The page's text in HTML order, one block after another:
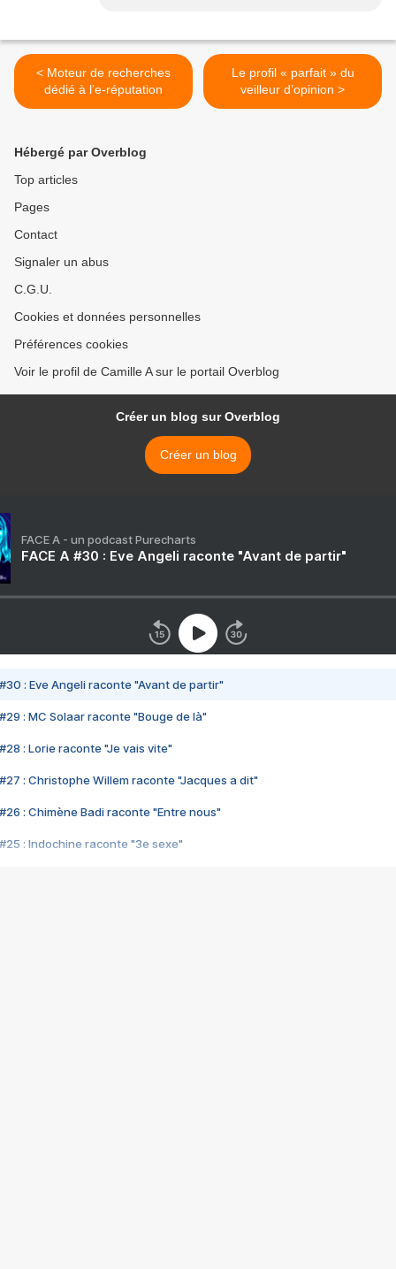
< Moteur de recherches
dédié à l’e-réputation
Le profil « parfait » du
veilleur d’opinion >
Hébergé par Overblog
Top articles
Pages
Contact
Signaler un abus
C.G.U.
Cookies et données personnelles
Préférences cookies
Voir le profil de Camille A sur le portail Overblog
Créer un blog sur Overblog
Créer un blog
FACE A - un podcast Purecharts
FACE A #30 : Eve Angeli raconte "Avant de partir"
#30 : Eve Angeli raconte "Avant de partir"
#29 : MC Solaar raconte "Bouge de là"
#28 : Lorie raconte "Je vais vite"
#27 : Christophe Willem raconte "Jacques a dit"
#26 : Chimène Badi raconte "Entre nous"
#25 : Indochine raconte "3e sexe"